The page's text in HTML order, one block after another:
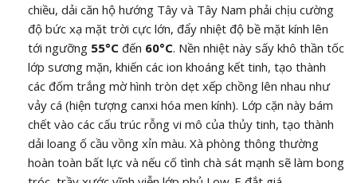
chiều, dải căn hộ hướng Tây và Tây Nam phải chịu cường
độ bức xạ mặt trời cực lớn, đẩy nhiệt độ bề mặt kính lên
tới ngưỡng 55°Cđến 60°C. Nền nhiệt này sấy khô thần tốc
lớp sương mặn, khiến các ion khoáng kết tinh, tạo thành
các đốm trắng mờ hình tròn dẹt xếp chồng lên nhau như
vảy cá (hiện tượng canxi hóa men kính). Lớp cặn này bám
chết vào các cấu trúc rỗng vi mô của thủy tinh, tạo thành
dải loang ố cầu vồng xỉn màu. Xà phòng thông thường
hoàn toàn bất lực và nếu cố tình chà sát mạnh sẽ làm bong